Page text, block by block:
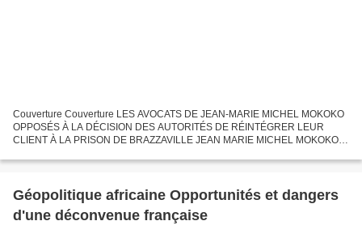
Couverture Couverture LES AVOCATS DE JEAN-MARIE MICHEL MOKOKO
OPPOSÉS À LA DÉCISION DES AUTORITÉS DE RÉINTÉGRER LEUR
CLIENT À LA PRISON DE BRAZZAVILLE JEAN MARIE MICHEL MOKOKO :
congolais...
Géopolitique africaine Opportunités et dangers
d'une déconvenue française